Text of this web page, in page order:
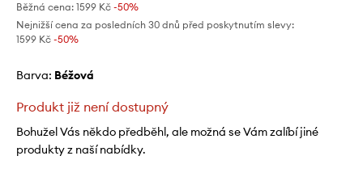
Běžná cena: 1599 Kč -50%
Nejnižší cena za posledních 30 dnů před poskytnutím slevy:
1599 Kč -50%
Barva: béžová
Produkt již není dostupný
Bohužel Vás někdo předběhl, ale možná se Vám zalíbí jiné
produkty z naší nabídky.